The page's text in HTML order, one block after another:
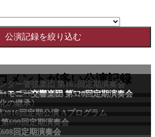
メントが多い公演記録
ター管弦楽団 第165回定期演奏会
回定期公演Aプログラム
モニー交響楽団 第520回定期演奏会
の継承〉
回定期公演 Aプログラム
699回定期演奏会
回定期演奏会